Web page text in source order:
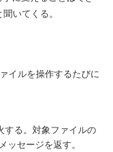
いてくる。
イルを操作するたびに
する。対象ファイルの
セージを返す。